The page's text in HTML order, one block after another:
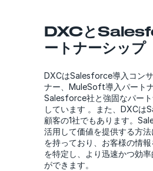
DXCと
ートナーシップ
DXCはSalesforce導入コン
ナー、MuleSoft導入パートナ
Salesforce社と強固なパー
しています 。また、DXCは
顧客の1社でもあります。
活用して価値を提供する方
を持っており、お客様の情
を特定し、より迅速かつ効
ができます。